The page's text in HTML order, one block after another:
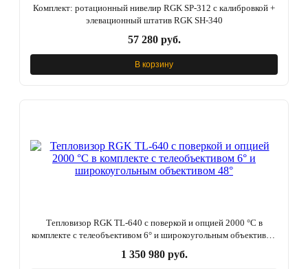
Комплект: ротационный нивелир RGK SP-312 с калибровкой +
элевационный штатив RGK SH-340
57 280 руб.
В корзину
Тепловизор RGK TL-640 с поверкой и опцией 2000 °C в
комплекте с телеобъективом 6° и широкоугольным объективом
1 350 980 руб.